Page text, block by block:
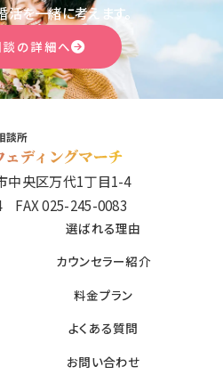
活を一緒に考えます。
の詳細へ
央区万代1丁目1-4
FAX 025-245-0083
選ばれる理由
カウンセラー紹介
料金プラン
よくある質問
お問い合わせ